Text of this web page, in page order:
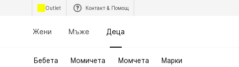
Outlet Контакт & Помощ
Жени Мъже Деца
Бебета Момичета Момчета Марки